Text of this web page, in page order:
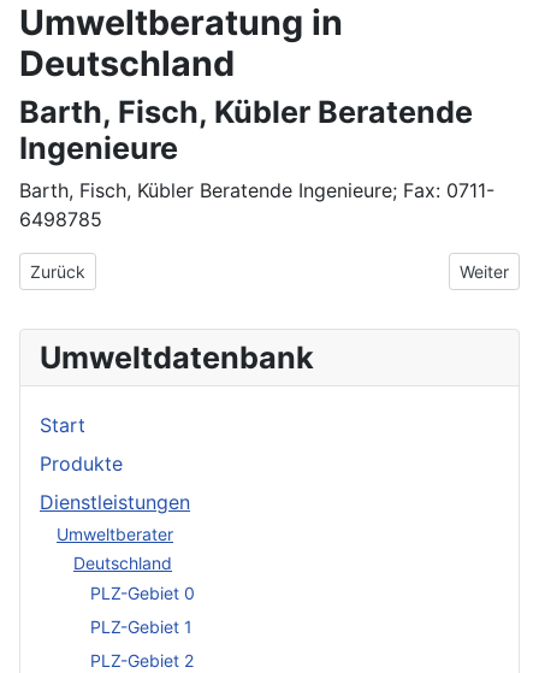
Umweltberatung in
Deutschland
Barth, Fisch, Kübler Beratende
Ingenieure
Barth, Fisch, Kübler Beratende Ingenieure; Fax: 0711-
6498785
Vorheriger Beitrag: B.A.D - Gesundheitsvorsorge und
Zurück Nächster
Weiter
Umweltdatenbank
Start
Produkte
Dienstleistungen
Umweltberater
Deutschland
PLZ-Gebiet 0
PLZ-Gebiet 1
PLZ-Gebiet 2